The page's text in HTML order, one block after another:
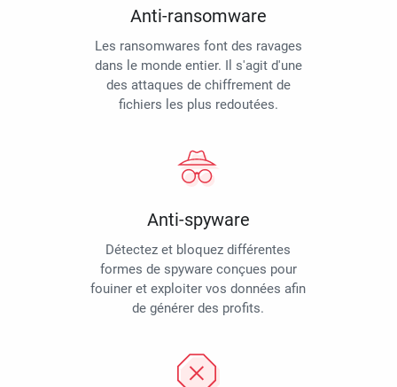
Anti-ransomware
Les ransomwares font des ravages
dans le monde entier. Il s'agit d'une
des attaques de chiffrement de
fichiers les plus redoutées.
Anti-spyware
Détectez et bloquez différentes
formes de spyware conçues pour
fouiner et exploiter vos données afin
de générer des profits.